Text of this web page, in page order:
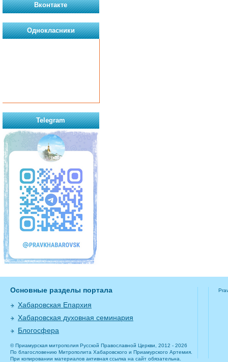
Вконтакте
Однокласники
Telegram
Основные разделы портала
Хабаровская Епархия
Хабаровская духовная семинария
Блогосфера
© Приамурская митрополия Русской Православной Церкви, 2012 - 2026
По благословению Митрополита Хабаровского и Приамурского Артемия.
При копировании материалов активная ссылка на сайт обязательна.